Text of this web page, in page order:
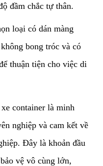
đầm chắc tự thân.
loại có dán màng
bong tróc và có
thuận tiện cho việc di
container là minh
nghiệp và cam kết về
Đây là khoản đầu
vệ vô cùng lớn,